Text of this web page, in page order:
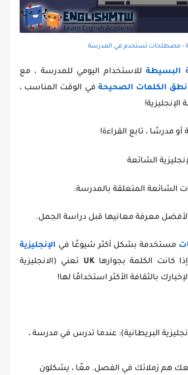
- مصطلحات تستخدم في المدرسة
البسيطةللاستخدام اليومي للمدرسة ، مع
نطق الكلمات الصحيحة في الوقت المناسب ،
أو مدرسًا ، تابع القراءة!
الشائعة
الشائعة المتعلقة بالمدرسة.
معرفة معانيها قبل دراسة الجمل.
مستخدمة بشكل أكثر شيوعًا في الإنجليزية
كانت الكلمة بجوارهاUK
تعني (الانجليزية
بالثقافة الأكثر استخدامًا لها!
البريطانية): عندما تدرس في مدرسة ،
هم زملائك في الفصل. معًا ، يشكلون